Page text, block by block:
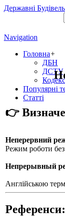
Державні
Navigation
Головна+
ДБН
ДСТУ
Популярні
Статті
👉
Неперервний
Режим роботи без
Непрерывный
Англійською
Референси: